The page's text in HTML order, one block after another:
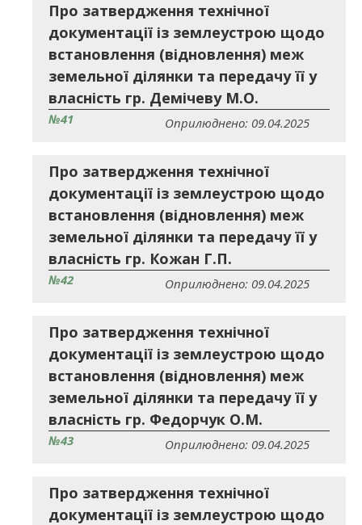
Про затвердження технічної
документації із землеустрою щодо
встановлення (відновлення) меж
земельної ділянки та передачу її у
власність гр. Демічеву М.О.
№41 Оприлюднено: 09.04.2025
Про затвердження технічної
документації із землеустрою щодо
встановлення (відновлення) меж
земельної ділянки та передачу її у
власність гр. Кожан Г.П.
№42 Оприлюднено: 09.04.2025
Про затвердження технічної
документації із землеустрою щодо
встановлення (відновлення) меж
земельної ділянки та передачу її у
власність гр. Федорчук О.М.
№43 Оприлюднено: 09.04.2025
Про затвердження технічної
документації із землеустрою щодо